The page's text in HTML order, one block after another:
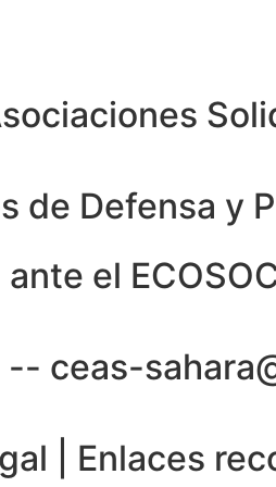
de Defensa y
el
ceas-
Enlaces